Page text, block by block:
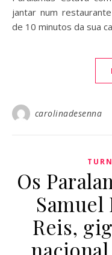
jantar num
de 10 minutos da sua
carolinadesenna
Os
Samuel
Reis,